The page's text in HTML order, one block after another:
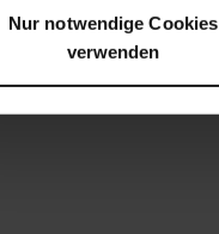
Nur notwendige Cookies
verwenden